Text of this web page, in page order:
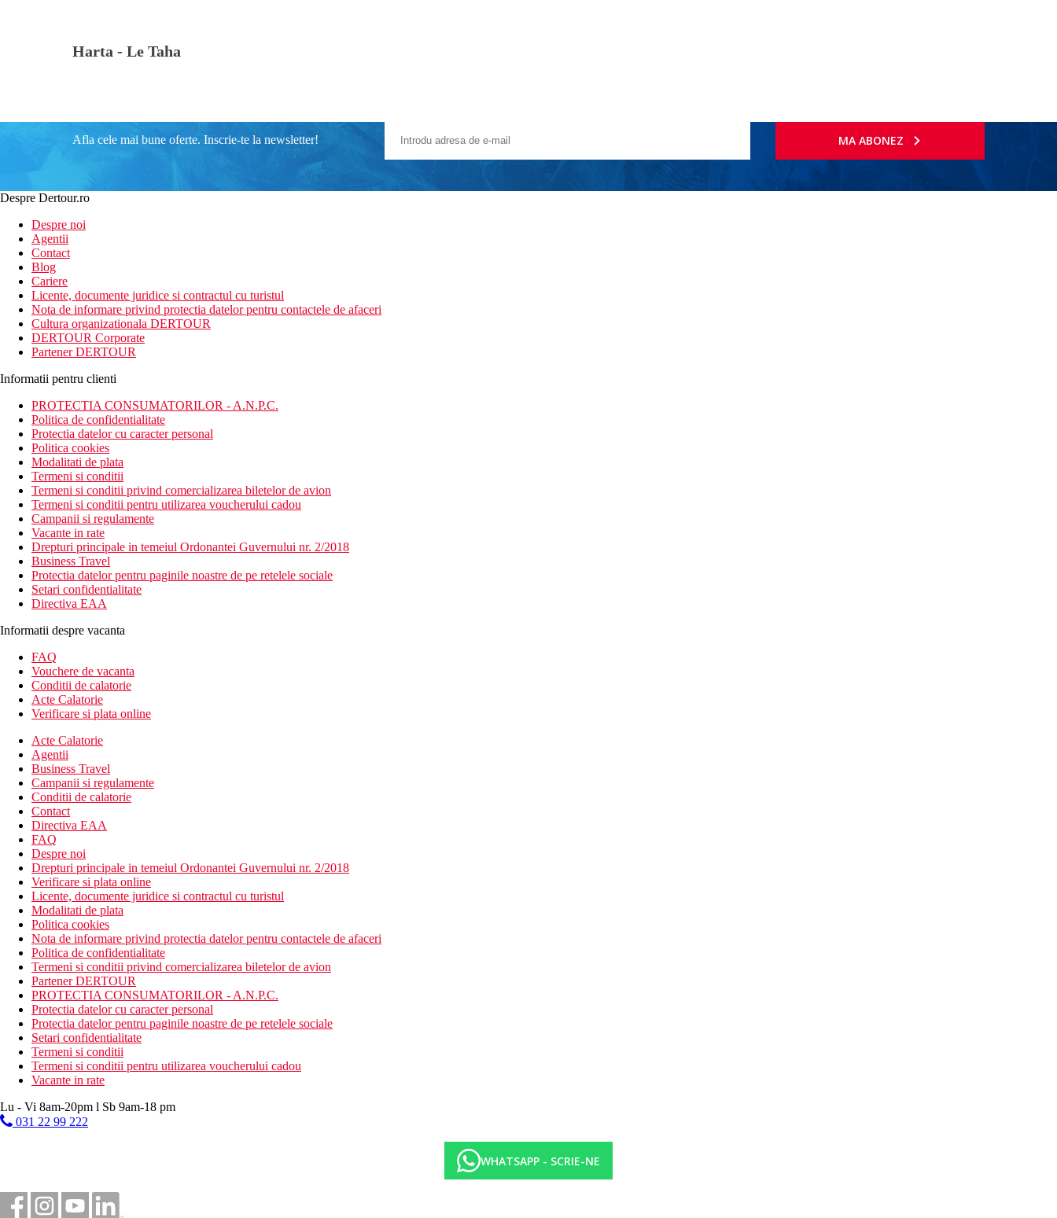
Harta - Le Taha
Afla cele mai bune oferte. Inscrie-te la newsletter! MA ABONEZ
Despre Dertour.ro
Despre noi
Agentii
Contact
Blog
Cariere
Licente, documente juridice si contractul cu turistul
Nota de informare privind protectia datelor pentru contactele de afaceri
Cultura organizationala DERTOUR
DERTOUR Corporate
Partener DERTOUR
Informatii pentru clienti
PROTECTIA CONSUMATORILOR - A.N.P.C.
Politica de confidentialitate
Protectia datelor cu caracter personal
Politica cookies
Modalitati de plata
Termeni si conditii
Termeni si conditii privind comercializarea biletelor de avion
Termeni si conditii pentru utilizarea voucherului cadou
Campanii si regulamente
Vacante in rate
Drepturi principale in temeiul Ordonantei Guvernului nr. 2/2018
Business Travel
Protectia datelor pentru paginile noastre de pe retelele sociale
Setari confidentialitate
Directiva EAA
Informatii despre vacanta
FAQ
Vouchere de vacanta
Conditii de calatorie
Acte Calatorie
Verificare si plata online
Acte Calatorie
Agentii
Business Travel
Campanii si regulamente
Conditii de calatorie
Contact
Directiva EAA
FAQ
Despre noi
Drepturi principale in temeiul Ordonantei Guvernului nr. 2/2018
Verificare si plata online
Licente, documente juridice si contractul cu turistul
Modalitati de plata
Politica cookies
Nota de informare privind protectia datelor pentru contactele de afaceri
Politica de confidentialitate
Termeni si conditii privind comercializarea biletelor de avion
Partener DERTOUR
PROTECTIA CONSUMATORILOR - A.N.P.C.
Protectia datelor cu caracter personal
Protectia datelor pentru paginile noastre de pe retelele sociale
Setari confidentialitate
Termeni si conditii
Termeni si conditii pentru utilizarea voucherului cadou
Vacante in rate
Lu - Vi 8am-20pm l Sb 9am-18 pm
031 22 99 222
WHATSAPP - SCRIE-NE